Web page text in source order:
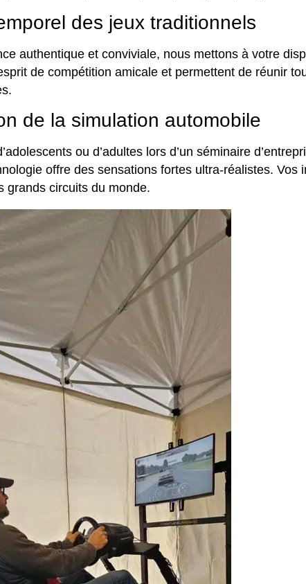
des jeux traditionnels
authentique et conviviale, nous mettons à votre
de compétition amicale et permettent de réunir
de la simulation automobile
ou d’adultes lors d’un séminaire
offre des sensations fortes ultra-réalistes. Vos
grands circuits du monde.